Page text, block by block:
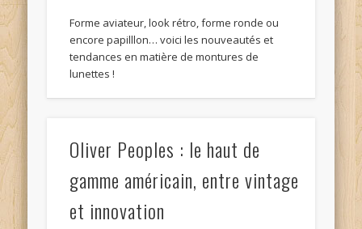
Forme aviateur, look rétro, forme ronde ou
encore papilllon… voici les nouveautés et
tendances en matière de montures de
lunettes !
Oliver Peoples : le haut de
gamme américain, entre vintage
et innovation